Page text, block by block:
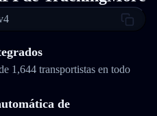
1,644 transportistas en todo
de